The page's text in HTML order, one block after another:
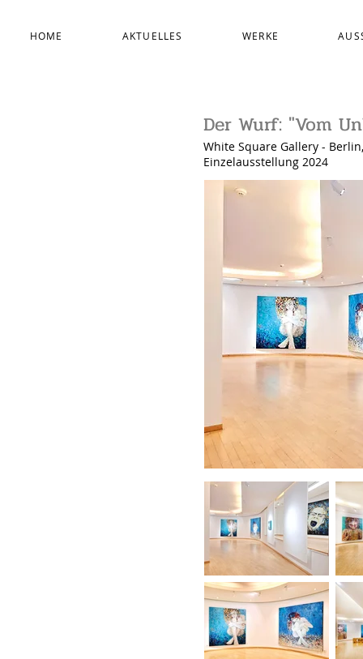
HOME AKTUELLES WERKE
Der Wurf: "Vom
White Square Gallery -
Einzelausstellung 2024